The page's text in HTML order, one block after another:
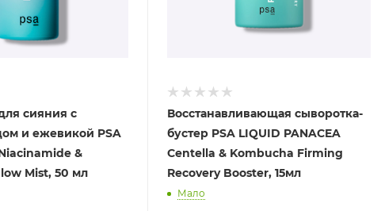
сияния с
и ежевикой PSA
&
Mist, 50 мл
Восстанавливающая сыворотка-
бустер PSA LIQUID PANACEA
Centella & Kombucha Firming
Recovery Booster, 15мл
Мало